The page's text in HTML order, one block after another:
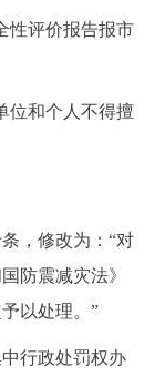
评价报告报市
和个人不得擅
，修改为：“对
防震减灾法》
以处理。”
行政处罚权办